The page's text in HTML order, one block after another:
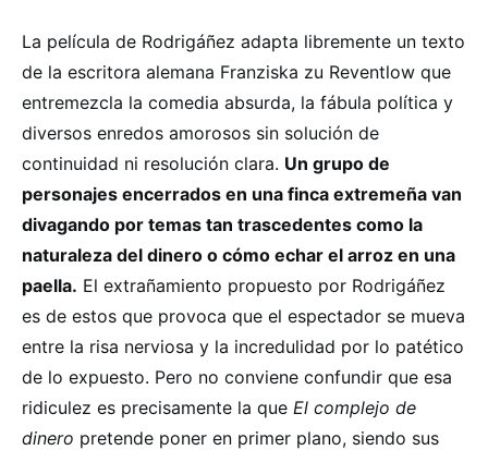
La película de Rodrigáñez adapta libremente un texto
de la escritora alemana Franziska zu Reventlow que
entremezcla la comedia absurda, la fábula política y
diversos enredos amorosos sin solución de
continuidad ni resolución clara. Un grupo de
personajes encerrados en una finca extremeña van
divagando por temas tan trascedentes como la
naturaleza del dinero o cómo echar el arroz en una
paella. El extrañamiento propuesto por Rodrigáñez
es de estos que provoca que el espectador se mueva
entre la risa nerviosa y la incredulidad por lo patético
de lo expuesto. Pero no conviene confundir que esa
ridiculez es precisamente la que El complejo de
dinero pretende poner en primer plano, siendo sus